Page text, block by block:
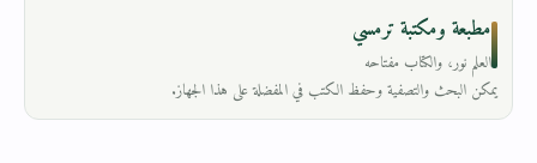
مطبعة ومكتبة ترمسي
العلم نور، والكتاب مفتاحه
يمكن البحث والتصفية وحفظ الكتب في المفضلة على هذا الجهاز.